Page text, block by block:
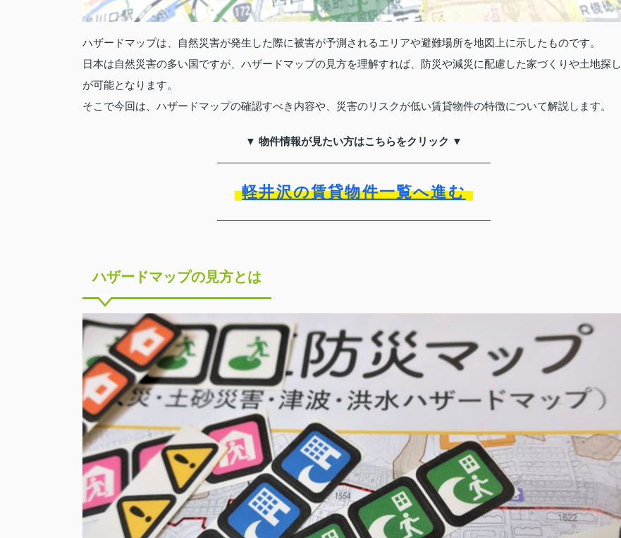
ハザードマップは、自然災害が発生した際に被害が予測されるエリアや避難場所を地図上に示したものです。
日本は自然災害の多い国ですが、ハザードマップの見方を理解すれば、防災や減災に配慮した家づくりや土地探し
が可能となります。
そこで今回は、ハザードマップの確認すべき内容や、災害のリスクが低い賃貸物件の特徴について解説します。
▼ 物件情報が見たい方はこちらをクリック ▼
軽井沢の賃貸物件一覧へ進む
ハザードマップの見方とは